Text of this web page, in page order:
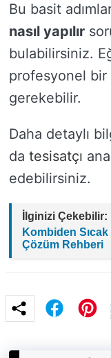
Bu basit
nasıl yapılır
bulabilirsiniz.
profesyonel bir
gerekebilir.
Daha detaylı
da tesisatçı
edebilirsiniz.
İlginizi Çekebilir:
Kombiden Sıcak
Çözüm Rehberi